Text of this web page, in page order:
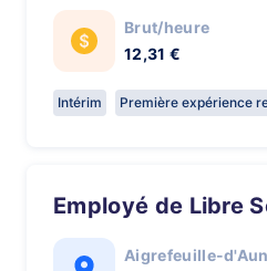
Brut/heure
12,31 €
Intérim Première expérience
Employé de Libre
Aigrefeuille-